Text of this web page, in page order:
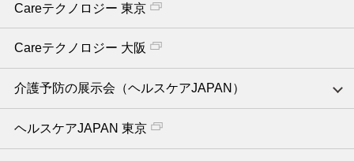
Careテクノロジー 東京
Careテクノロジー 大阪
介護予防の展示会（ヘルスケアJAPAN）
ヘルスケアJAPAN 東京